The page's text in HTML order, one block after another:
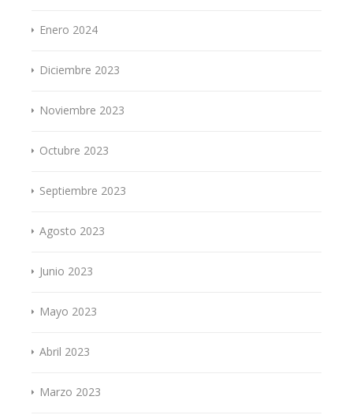
Enero 2024
Diciembre 2023
Noviembre 2023
Octubre 2023
Septiembre 2023
Agosto 2023
Junio 2023
Mayo 2023
Abril 2023
Marzo 2023